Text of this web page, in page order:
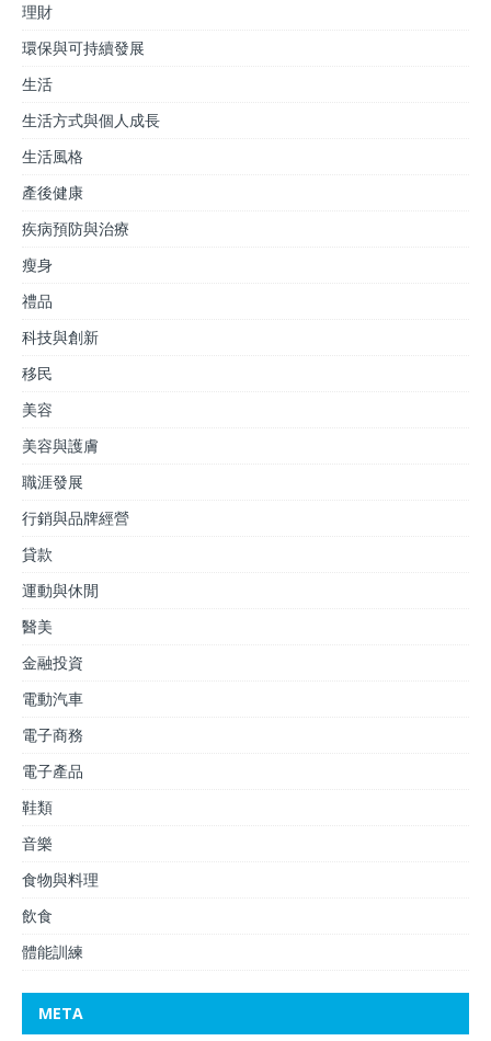
理財
環保與可持續發展
生活
生活方式與個人成長
生活風格
產後健康
疾病預防與治療
瘦身
禮品
科技與創新
移民
美容
美容與護膚
職涯發展
行銷與品牌經營
貸款
運動與休閒
醫美
金融投資
電動汽車
電子商務
電子產品
鞋類
音樂
食物與料理
飲食
體能訓練
META